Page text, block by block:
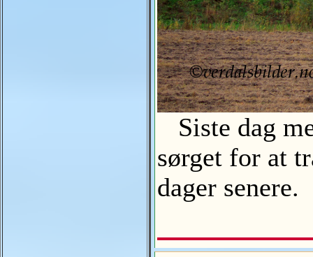
Siste dag
sørget for at
dager